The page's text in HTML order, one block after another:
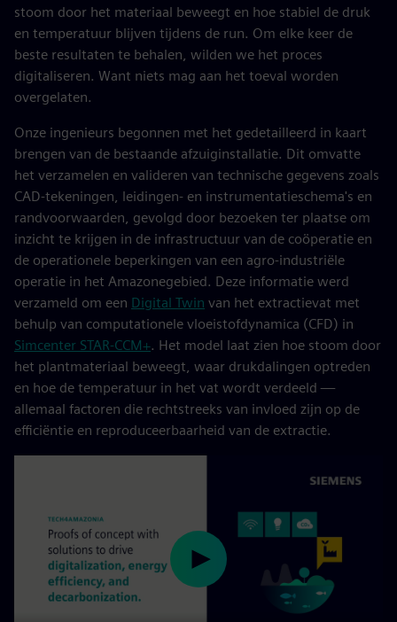
stoom door het materiaal beweegt en hoe stabiel de druk
en temperatuur blijven tijdens de run. Om elke keer de
beste resultaten te behalen, wilden we het proces
digitaliseren. Want niets mag aan het toeval worden
overgelaten.
Onze ingenieurs begonnen met het gedetailleerd in kaart
brengen van de bestaande afzuiginstallatie. Dit omvatte
het verzamelen en valideren van technische gegevens zoals
CAD-tekeningen, leidingen- en instrumentatieschema's en
randvoorwaarden, gevolgd door bezoeken ter plaatse om
inzicht te krijgen in de infrastructuur van de coöperatie en
de operationele beperkingen van een agro-industriële
operatie in het Amazonegebied. Deze informatie werd
verzameld om een Digital Twin van het extractievat met
behulp van computationele vloeistofdynamica (CFD) in
Simcenter STAR‑CCM+. Het model laat zien hoe stoom door
het plantmateriaal beweegt, waar drukdalingen optreden
en hoe de temperatuur in het vat wordt verdeeld —
allemaal factoren die rechtstreeks van invloed zijn op de
efficiëntie en reproduceerbaarheid van de extractie.
Play